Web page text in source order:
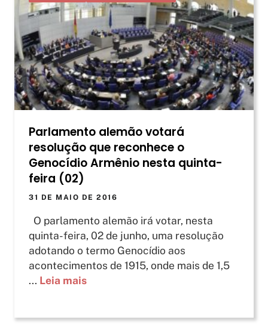
Parlamento alemão votará
resolução que reconhece o
Genocídio Armênio nesta quinta-
feira (02)
31 DE MAIO DE 2016
O parlamento alemão irá votar, nesta
quinta-feira, 02 de junho, uma resolução
adotando o termo Genocídio aos
acontecimentos de 1915, onde mais de 1,5
... Leia mais